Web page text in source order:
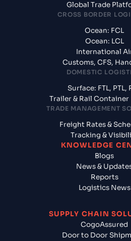
Global Trade
CROSS BORDER
Ocean: FCL
Ocean: LCL
International
Customs, CFS,
DOMESTIC
Surface: FTL, PTL,
Trailer & Rail Container
TRADE MANAGEMENT
Freight Rates &
Tracking &
KNOWLEDGE
Blogs
News &
Reports
Logistics News
SUPPLY CHAIN
CogoAssured
Door to Door